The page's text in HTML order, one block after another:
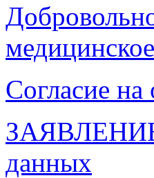
Согласие
ЗАЯВЛЕНИЕ
данных